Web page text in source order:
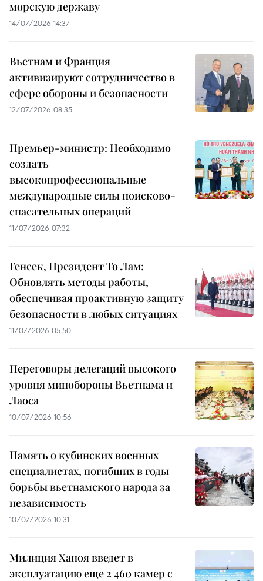
морскую державу
14/07/2026 14:37
Вьетнам и Франция
активизируют сотрудничество в
сфере обороны и безопасности
12/07/2026 08:35
Премьер-министр: Необходимо
создать
высокопрофессиональные
международные силы поисково-
спасательных операций
11/07/2026 07:32
Генсек, Президент То Лам:
Обновлять методы работы,
обеспечивая проактивную защиту
безопасности в любых ситуациях
11/07/2026 05:50
Переговоры делегаций высокого
уровня минобороны Вьетнама и
Лаоса
10/07/2026 10:56
Память о кубинских военных
специалистах, погибших в годы
борьбы вьетнамского народа за
независимость
10/07/2026 10:31
Милиция Ханоя введет в
эксплуатацию еще 2 460 камер с